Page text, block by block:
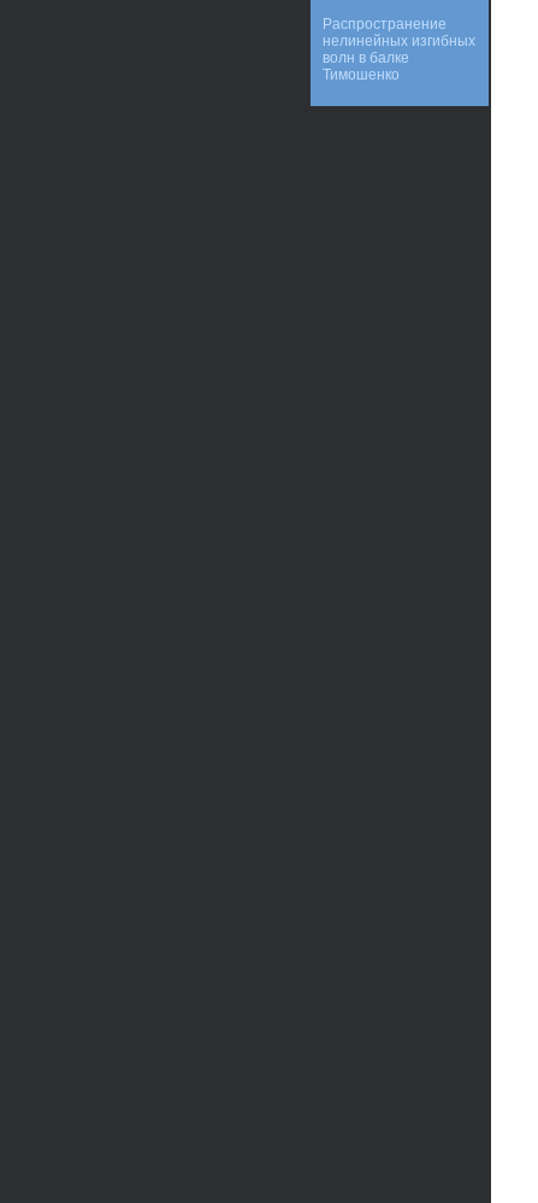
Распространение
нелинейных изгибных
волн в балке
Тимошенко